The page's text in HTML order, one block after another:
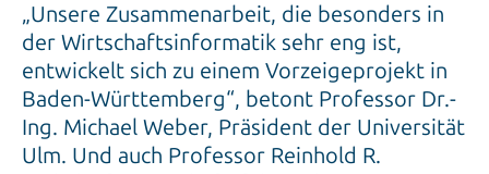
„Unsere Zusammenarbeit, die besonders in
der Wirtschaftsinformatik sehr eng ist,
entwickelt sich zu einem Vorzeigeprojekt in
Baden-Württemberg“, betont Professor Dr.-
Ing. Michael Weber, Präsident der Universität
Ulm. Und auch Professor Reinhold R.